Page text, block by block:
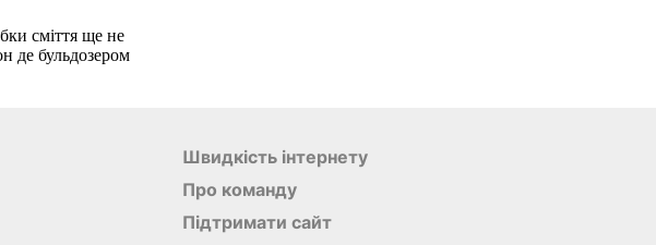
Швидкість інтернету
Про команду
Підтримати сайт